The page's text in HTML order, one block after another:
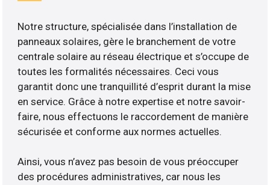
Notre structure, spécialisée dans l’installation de
panneaux solaires, gère le branchement de votre
centrale solaire au réseau électrique et s’occupe de
toutes les formalités nécessaires. Ceci vous
garantit donc une tranquillité d’esprit durant la mise
en service. Grâce à notre expertise et notre savoir-
faire, nous effectuons le raccordement de manière
sécurisée et conforme aux normes actuelles.
Ainsi, vous n’avez pas besoin de vous préoccuper
des procédures administratives, car nous les